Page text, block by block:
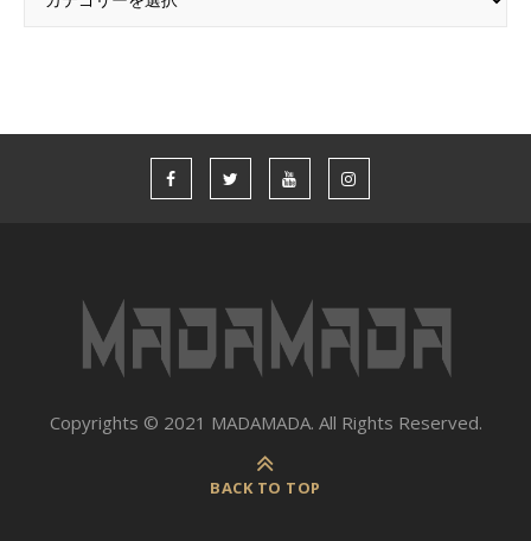
Copyrights © 2021 MADAMADA. All Rights Reserved.
BACK TO TOP